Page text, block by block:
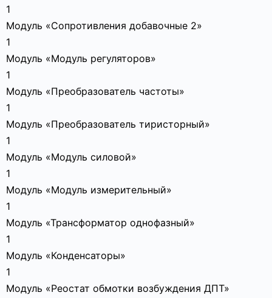
1
Модуль «Сопротивления добавочные 2»
1
Модуль «Модуль регуляторов»
1
Модуль «Преобразователь частоты»
1
Модуль «Преобразователь тиристорный»
1
Модуль «Модуль силовой»
1
Модуль «Модуль измерительный»
1
Модуль «Трансформатор однофазный»
1
Модуль «Конденсаторы»
1
Модуль «Реостат обмотки возбуждения ДПТ»